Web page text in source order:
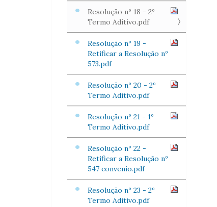
Resolução nº 18 - 2º
Termo Aditivo.pdf
Resolução nº 19 -
Retificar a Resolução nº
573.pdf
Resolução nº 20 - 2º
Termo Aditivo.pdf
Resolução nº 21 - 1º
Termo Aditivo.pdf
Resolução nº 22 -
Retificar a Resolução nº
547 convenio.pdf
Resolução nº 23 - 2º
Termo Aditivo.pdf